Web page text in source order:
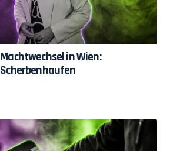
Machtwechsel in Wien:
Scherbenhaufen